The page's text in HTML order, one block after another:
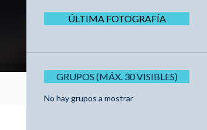
ÚLTIMA FOTOGRAFÍA
GRUPOS (MÁX. 30 VISIBLES)
No hay grupos a mostrar